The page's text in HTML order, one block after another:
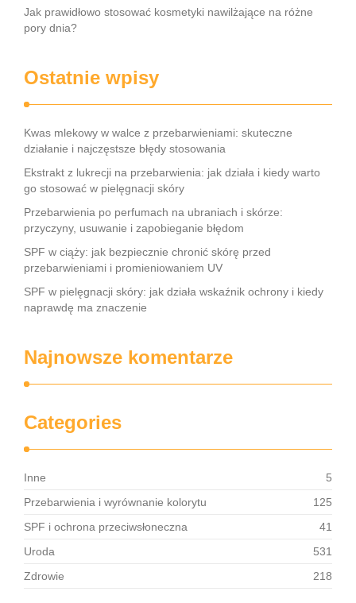
Jak prawidłowo stosować kosmetyki nawilżające na różne
pory dnia?
Ostatnie wpisy
Kwas mlekowy w walce z przebarwieniami: skuteczne
działanie i najczęstsze błędy stosowania
Ekstrakt z lukrecji na przebarwienia: jak działa i kiedy warto
go stosować w pielęgnacji skóry
Przebarwienia po perfumach na ubraniach i skórze:
przyczyny, usuwanie i zapobieganie błędom
SPF w ciąży: jak bezpiecznie chronić skórę przed
przebarwieniami i promieniowaniem UV
SPF w pielęgnacji skóry: jak działa wskaźnik ochrony i kiedy
naprawdę ma znaczenie
Najnowsze komentarze
Categories
Inne
5
Przebarwienia i wyrównanie kolorytu
125
SPF i ochrona przeciwsłoneczna
41
Uroda
531
Zdrowie
218